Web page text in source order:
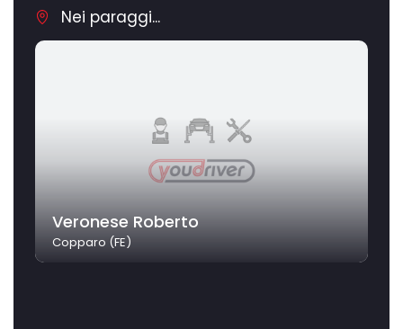
Nei paraggi...
Veronese Roberto
Copparo (FE)